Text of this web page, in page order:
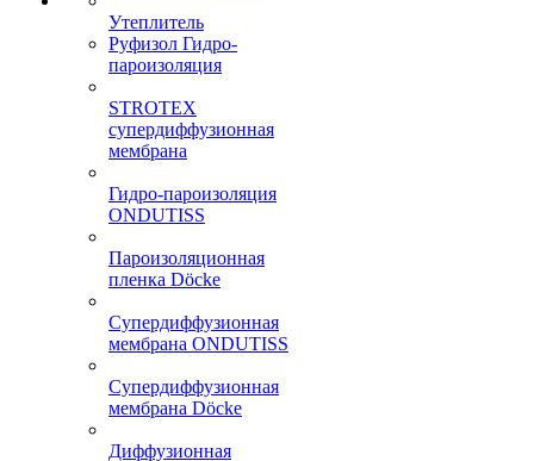
Утеплитель
Руфизол Гидро-
пароизоляция
STROTEX
супердиффузионная
мембрана
Гидро-пароизоляция
ONDUTISS
Пароизоляционная
пленка Döcke
Супердиффузионная
мембрана ONDUTISS
Супердиффузионная
мембрана Döcke
Диффузионная